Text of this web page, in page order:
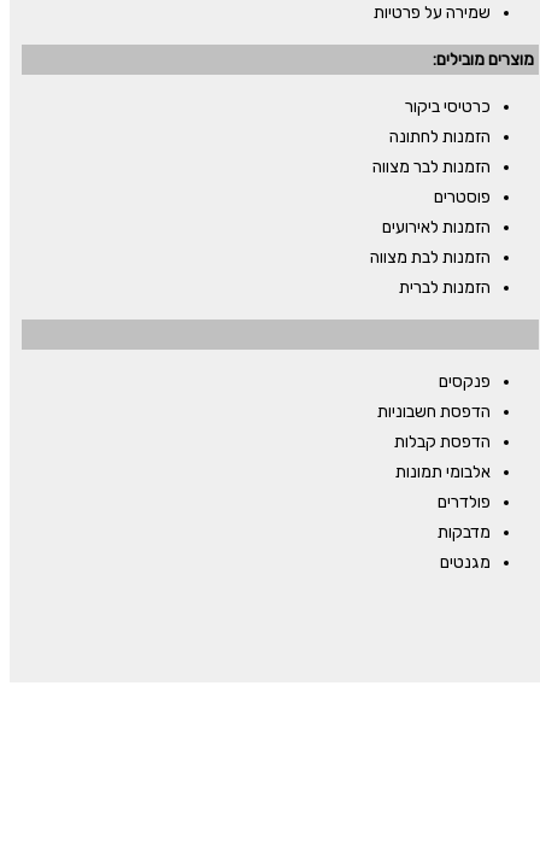
שמירה על פרטיות
מוצרים מובילים:
כרטיסי ביקור
הזמנות לחתונה
הזמנות לבר מצווה
פוסטרים
הזמנות לאירועים
הזמנות לבת מצווה
הזמנות לברית
פנקסים
הדפסת חשבוניות
הדפסת קבלות
אלבומי תמונות
פולדרים
מדבקות
מגנטים